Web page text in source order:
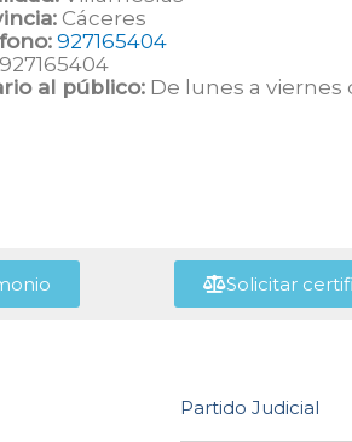
Cáceres
927165404
927165404
al público: De lunes a viernes
Solicitar
Partido Judicial